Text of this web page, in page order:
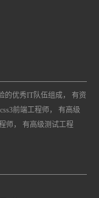
的优秀IT队伍组成， 有资
前端工程师， 有高级
师， 有高级测试工程